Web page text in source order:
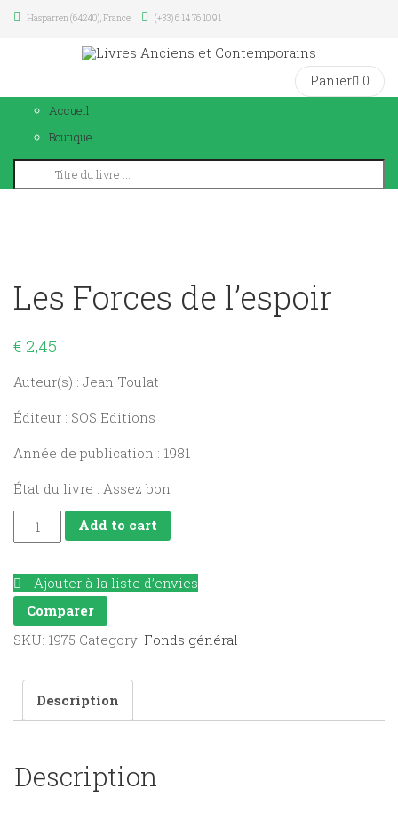
Hasparren (64240), France (+33) 6 14 76 10 91
Panier 0
Accueil
Boutique
Les Forces de l’espoir
€ 2,45
Auteur(s) : Jean Toulat
Éditeur : SOS Editions
Année de publication : 1981
État du livre : Assez bon
Les
de
l'espoir
quantity
Add to cart
Ajouter à la liste d’envies
Comparer
SKU: 1975 Category: Fonds général
Description
Description